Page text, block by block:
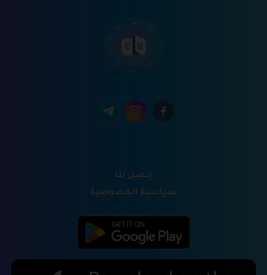
إتصل بنا
سياسية الخصوصية